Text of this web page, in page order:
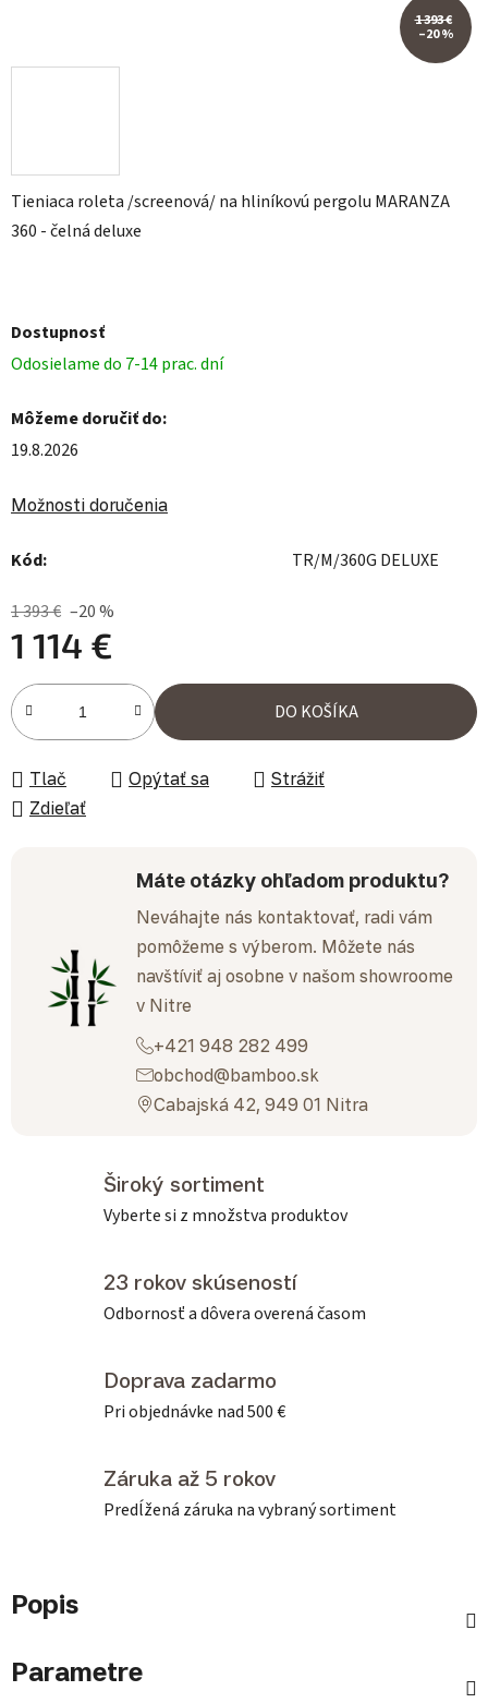
Tieniaca roleta /screenová/ na hliníkovú pergolu MARANZA
360 - čelná deluxe
Dostupnosť
Odosielame do 7-14 prac. dní
Môžeme doručiť do:
19.8.2026
Možnosti doručenia
Kód: TR/M/360G DELUXE
1 393 € –20 %
1 114 €
Jednotková cena:
DO KOŠÍKA
Tlač Opýtať sa
Strážiť
Zdieľať
Máte otázky ohľadom produktu?
Neváhajte nás kontaktovať, radi vám
pomôžeme s výberom. Môžete nás
navštíviť aj osobne v našom showroome
v Nitre
+421 948 282 499
obchod@bamboo.sk
Cabajská 42, 949 01 Nitra
1 393 €
–20 %
Široký sortiment
Vyberte si z množstva produktov
23 rokov skúseností
Odbornosť a dôvera overená časom
Doprava zadarmo
Pri objednávke nad 500 €
Záruka až 5 rokov
Predĺžená záruka na vybraný sortiment
Popis
Parametre